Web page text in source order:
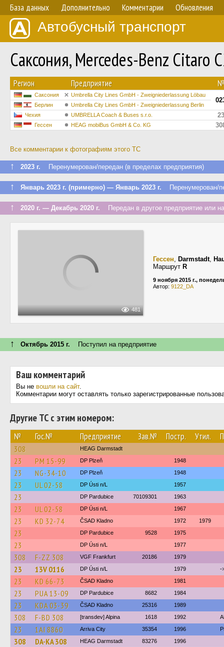
База данных Дополнительно Комментарии Обновления
Автобусный транспорт
Саксония, Mercedes-Benz Citaro
Регион Предприятие №
Саксония Umbrella City Lines GmbH - Zweigniederlassung Löbau
Берлин
Umbrella City Lines GmbH - Zweigniederlassung Berlin
Чехия
UMBRELLA Coach & Buses s.r.o. 23
Гессен HEAG mobiBus GmbH & Co. KG
Все комментарии к фотографиям этого ТС
↑ 2023 г. Перенумерован/передан (в пределах предприятия)
↑ Январь 2023 г. (примерно) — Январь 2023 г. Перенумерован/
↑ 2020 г. — Декабрь 2020 г. Передан в другое предприятие или
481
Гессен, Darmstadt,
Маршрут R
9 ноября 2015 г.,
Автор: 9122_DA
↑ Октябрь 2015 г. Поступил на предприятие
Ваш комментарий
Вы не вошли на сайт.
Комментарии могут оставлять только зарегистрированные
Другие ТС с этим номером:
№ Гос.№ Предприятие Зав.№ Постр. Утил.
308 HEAG Darmstadt
23 PM 15-99 DP Plzeň 1948
23 NG-34-10 DP Plzeň 1948
23 UL 02-58 DP Ústi n/L 1957
23 DP Pardubice 70109301 1963
23 UL 02-58 DP Ústi n/L 1967
23 KD 32-74 ČSAD Kladno 1972 1979
23 DP Pardubice 9528 1975
23 DP Ústi n/L 1977
308 F-ZZ 308 VGF Frankfurt 20186 1979
23 13V 0116 DP Ústi n/L 1979 -
23 KD 66-73 ČSAD Kladno 1981
23 PUA 13-09 DP Pardubice 8682 1984
23 KDA 03-39 ČSAD Kladno 25316 1989
308 F-BD 308 [transdev] Alpina 1618 1992
23 1AI 8860 Arriva City 35354 1996
308 DA-KA 308 HEAG Darmstadt 83276 1996